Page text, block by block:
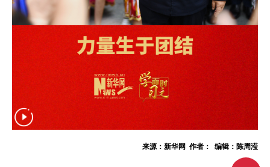
来源：新华网 作者： 编辑：陈周滢